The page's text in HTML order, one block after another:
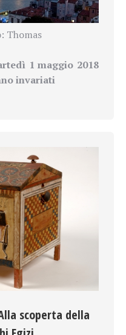
Thomas
1 maggio 2018
invariati
scoperta della